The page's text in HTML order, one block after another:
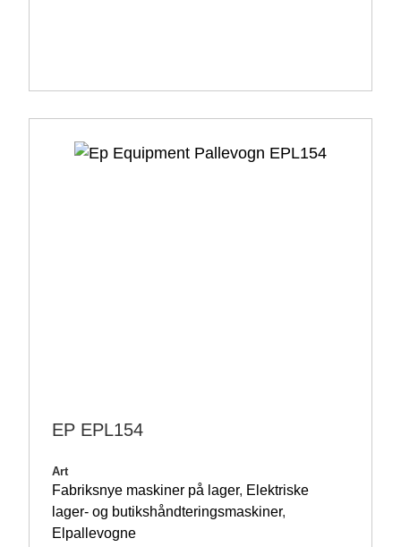
EP EPL154
Art
Fabriksnye maskiner på lager, Elektriske
lager- og butikshåndteringsmaskiner,
Elpallevogne